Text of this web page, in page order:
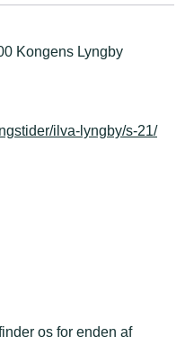
Kongens Lyngby
ilva-lyngby/s-21/
os for enden af